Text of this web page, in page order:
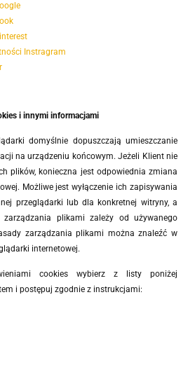
Instragram
i innymi informacjami
domyślnie dopuszczają umieszczanie
na urządzeniu końcowym. Jeżeli Klient nie
plików, konieczna jest odpowiednia zmiana
Możliwe jest wyłączenie ich zapisywania
przeglądarki lub dla konkretnej witryny, a
plikami zależy od używanego
zarządzania plikami można znaleźć w
internetowej.
cookies wybierz z listy poniżej
i postępuj zgodnie z instrukcjami: